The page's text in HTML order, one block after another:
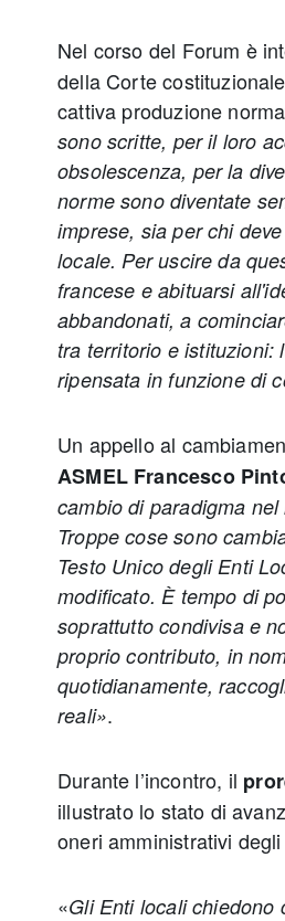
Nel corso del Forum è
della Corte
cattiva produzione
sono scritte, per il loro
obsolescenza, per la
norme sono diventate
imprese, sia per chi
locale. Per uscire da
francese e abituarsi
abbandonati, a
tra territorio e istituzioni:
ripensata in funzione di
Un appello al
ASMEL Francesco
cambio di paradigma
Troppe cose sono
Testo Unico degli Enti
modificato. È tempo di
soprattutto condivisa e
proprio contributo, in
quotidianamente,
reali».
Durante l’incontro, il
illustrato lo stato di
oneri amministrativi
«Gli Enti locali chiedono